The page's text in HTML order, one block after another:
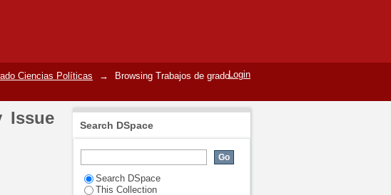
Date
Login
Ciencias Políticas →
Browsing Trabajos de grado
Issue
Search DSpace
Search DSpace
This Collection